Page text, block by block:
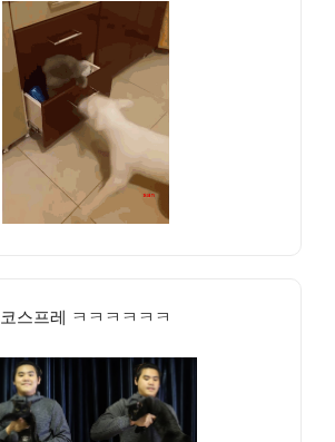
코스프레 ㅋㅋㅋㅋㅋㅋ